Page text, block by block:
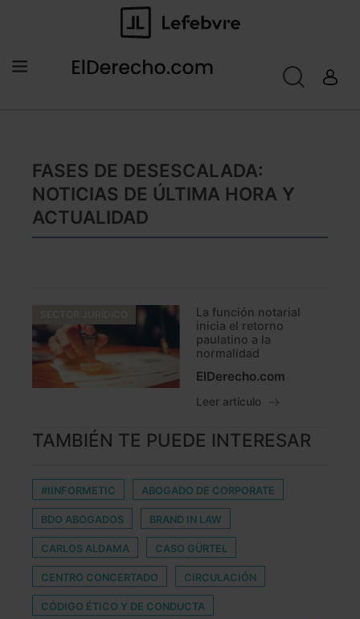
FASES DE DESESCALADA:
NOTICIAS DE ÚLTIMA HORA Y
ACTUALIDAD
La función notarial
inicia el retorno
paulatino a la
normalidad
ElDerecho.com
Leer artículo
TAMBIÉN TE PUEDE INTERESAR
#IINFORMETIC ABOGADO DE CORPORATE
BDO ABOGADOS BRAND IN LAW
CARLOS ALDAMA CASO GÜRTEL
CENTRO CONCERTADO CIRCULACIÓN
CÓDIGO ÉTICO Y DE CONDUCTA